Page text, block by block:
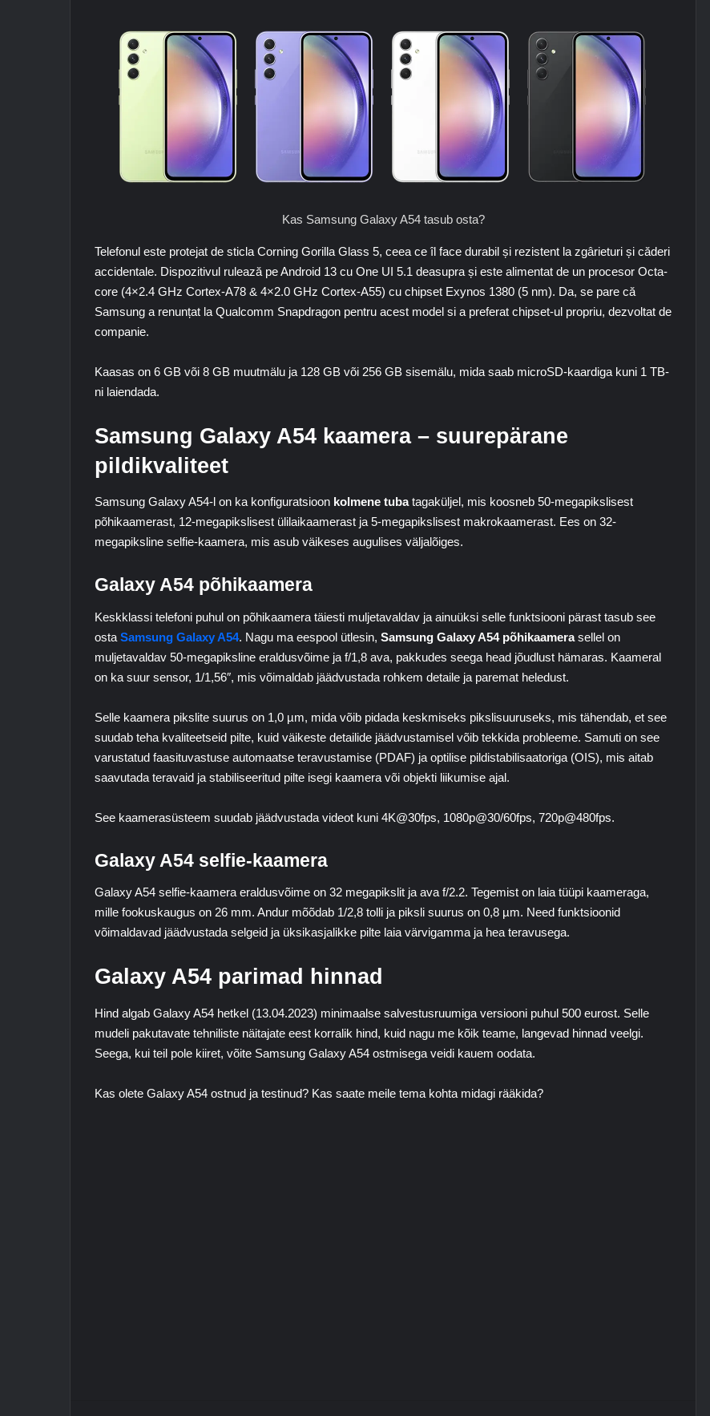
Kas Samsung Galaxy A54 tasub osta?
Telefonul este protejat de sticla Corning Gorilla Glass 5, ceea ce îl face durabil și rezistent la zgârieturi și căderi
accidentale. Dispozitivul rulează pe Android 13 cu One UI 5.1 deasupra și este alimentat de un procesor Octa-
core (4×2.4 GHz Cortex-A78 & 4×2.0 GHz Cortex-A55) cu chipset Exynos 1380 (5 nm). Da, se pare că
Samsung a renunțat la Qualcomm Snapdragon pentru acest model si a preferat chipset-ul propriu, dezvoltat de
companie.
Kaasas on 6 GB või 8 GB muutmälu ja 128 GB või 256 GB sisemälu, mida saab microSD-kaardiga kuni 1 TB-
ni laiendada.
Samsung Galaxy A54 kaamera – suurepärane
pildikvaliteet
Samsung Galaxy A54-l on ka konfiguratsioon kolmene tubatagaküljel, mis koosneb 50-megapikslisest
põhikaamerast, 12-megapikslisest ülilaikaamerast ja 5-megapikslisest makrokaamerast. Ees on 32-
megapiksline selfie-kaamera, mis asub väikeses augulises väljalõiges.
Galaxy A54 põhikaamera
Keskklassi telefoni puhul on põhikaamera täiesti muljetavaldav ja ainuüksi selle funktsiooni pärast tasub see
osta Samsung Galaxy A54. Nagu ma eespool ütlesin, Samsung Galaxy A54 põhikaamerasellel on
muljetavaldav 50-megapiksline eraldusvõime ja f/1,8 ava, pakkudes seega head jõudlust hämaras. Kaameral
on ka suur sensor, 1/1,56″, mis võimaldab jäädvustada rohkem detaile ja paremat heledust.
Selle kaamera pikslite suurus on 1,0 µm, mida võib pidada keskmiseks pikslisuuruseks, mis tähendab, et see
suudab teha kvaliteetseid pilte, kuid väikeste detailide jäädvustamisel võib tekkida probleeme. Samuti on see
varustatud faasituvastuse automaatse teravustamise (PDAF) ja optilise pildistabilisaatoriga (OIS), mis aitab
saavutada teravaid ja stabiliseeritud pilte isegi kaamera või objekti liikumise ajal.
See kaamerasüsteem suudab jäädvustada videot kuni 4K@30fps, 1080p@30/60fps, 720p@480fps.
Galaxy A54 selfie-kaamera
Galaxy A54 selfie-kaamera eraldusvõime on 32 megapikslit ja ava f/2.2. Tegemist on laia tüüpi kaameraga,
mille fookuskaugus on 26 mm. Andur mõõdab 1/2,8 tolli ja piksli suurus on 0,8 µm. Need funktsioonid
võimaldavad jäädvustada selgeid ja üksikasjalikke pilte laia värvigamma ja hea teravusega.
Galaxy A54 parimad hinnad
Hind algab Galaxy A54 hetkel (13.04.2023) minimaalse salvestusruumiga versiooni puhul 500 eurost. Selle
mudeli pakutavate tehniliste näitajate eest korralik hind, kuid nagu me kõik teame, langevad hinnad veelgi.
Seega, kui teil pole kiiret, võite Samsung Galaxy A54 ostmisega veidi kauem oodata.
Kas olete Galaxy A54 ostnud ja testinud? Kas saate meile tema kohta midagi rääkida?